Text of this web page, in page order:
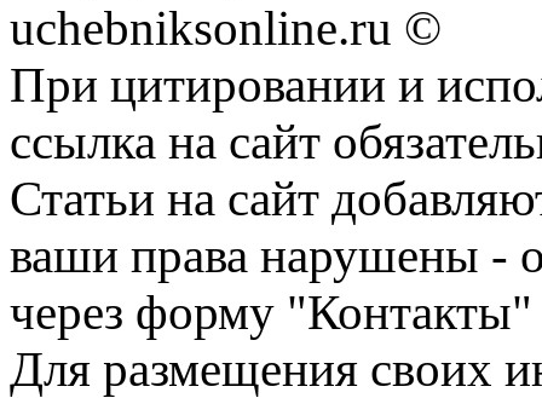
uchebniksonline.ru ©
При цитировании и
ссылка на сайт
Статьи на сайт
ваши права нарушены -
через форму "Контакты"
Для размещения своих